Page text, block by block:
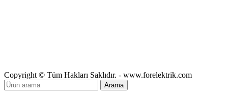
Copyright © Tüm Hakları Saklıdır. - www.forelektrik.com
Arama